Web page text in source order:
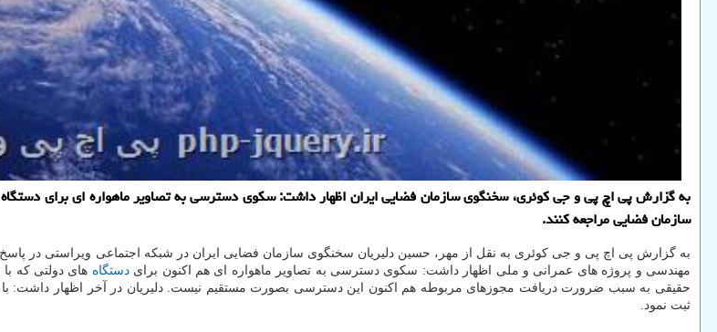
به گزارش پی اچ پی و جی کوئری، سخنگوی سازمان فضایی ایران اظهار داشت: سکوی دسترسی به تصاویر ماهواره ای برای
سازمان فضایی مراجعه کنند.
به گزارش پی اچ پی و جی کوئری به نقل از مهر، حسین دلیریان سخنگوی سازمان فضایی ایران در شبکه اجتماعی ویراستی در پاسخ
مهندسی و پروژه های عمرانی و ملی اظهار داشت: سکوی دسترسی به تصاویر ماهواره ای هم اکنون برایدستگاه های دولتی که
حقیقی به سبب ضرورت دریافت مجوزهای مربوطه هم اکنون این دسترسی بصورت مستقیم نیست. دلیریان در آخر اظهار داشت: با
ثبت نمود.